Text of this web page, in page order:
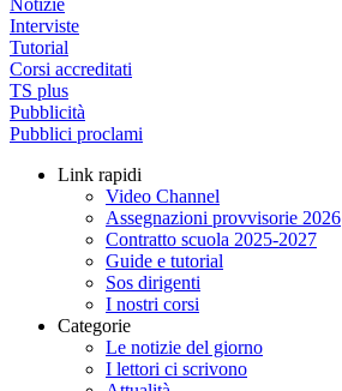
Notizie
Interviste
Tutorial
Corsi accreditati
TS plus
Pubblicità
Pubblici proclami
Link rapidi
Video Channel
Assegnazioni provvisorie 2026
Contratto scuola 2025-2027
Guide e tutorial
Sos dirigenti
I nostri corsi
Categorie
Le notizie del giorno
I lettori ci scrivono